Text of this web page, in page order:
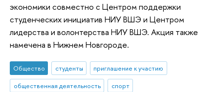
экономики совместно с Центром поддержки
студенческих инициатив НИУ ВШЭ и Центром
лидерства и волонтерства НИУ ВШЭ. Акция также
намечена в Нижнем Новгороде.
Общество студенты
приглашение к участию
общественная деятельность
спорт